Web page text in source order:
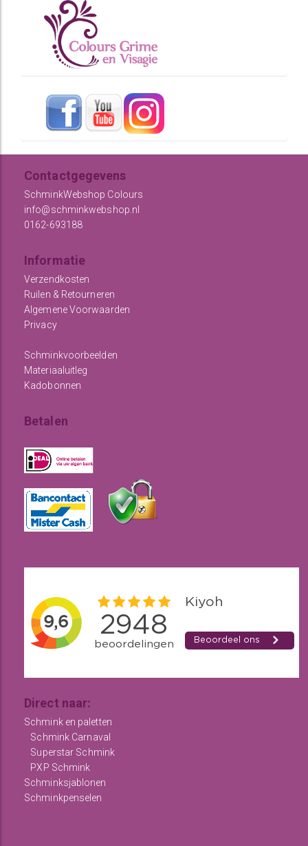
Contactgegevens
SchminkWebshop Colours
info@schminkwebshop.nl
0162-693188
Informatie
Verzendkosten
Ruilen & Retourneren
Algemene Voorwaarden
Privacy
Schminkvoorbeelden
Materiaaluitleg
Kadobonnen
Betalen
Direct naar:
Schmink en paletten
Schmink Carnaval
Superstar Schmink
PXP Schmink
Schminksjablonen
Schminkpenselen